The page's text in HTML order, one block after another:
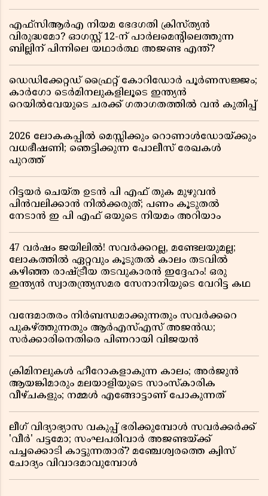
എഫ്സിആർഎ നിയമ ഭേദഗതി ക്രിസ്ത്യൻ
വിരുദ്ധമോ? ഓഗസ്റ്റ് 12-ന് പാർലമെന്റിലെത്തുന്ന
ബില്ലിന് പിന്നിലെ യഥാർത്ഥ അജണ്ട എന്ത്?
ഡെഡിക്കേറ്റഡ് ഫ്രൈറ്റ് കോറിഡോർ പൂർണസജ്ജം;
കാർഗോ ടെർമിനലുകളിലൂടെ ഇന്ത്യൻ
റെയിൽവേയുടെ ചരക്ക് ഗതാഗതത്തിൽ വൻ കുതിപ്പ്
2026 ലോകകപ്പിൽ മെസ്സിക്കും റൊണാൾഡോയ്ക്കും
വധഭീഷണി; ഞെട്ടിക്കുന്ന പോലീസ് രേഖകൾ
പുറത്ത്
റിട്ടയർ ചെയ്ത ഉടൻ പി എഫ് തുക മുഴുവൻ
പിൻവലിക്കാൻ നിൽക്കരുത്; പണം കൂടുതൽ
നേടാൻ ഇ പി എഫ് ഒയുടെ നിയമം അറിയാം
47 വർഷം ജയിലിൽ! സവർക്കറല്ല, മണ്ടേലയുമല്ല;
ലോകത്തിൽ ഏറ്റവും കൂടുതൽ കാലം തടവിൽ
കഴിഞ്ഞ രാഷ്ട്രീയ തടവുകാരൻ ഇദ്ദേഹം! ഒരു
ഇന്ത്യൻ സ്വാതന്ത്ര്യസമര സേനാനിയുടെ വേറിട്ട കഥ
വന്ദേമാതരം നിർബന്ധമാക്കുന്നതും സവർക്കറെ
പുകഴ്ത്തുന്നതും ആർഎസ്എസ് അജൻഡ;
സർക്കാരിനെതിരെ പിണറായി വിജയൻ
ക്രിമിനലുകൾ ഹീറോകളാകുന്ന കാലം; അർജുൻ
ആയങ്കിമാരും മലയാളിയുടെ സാംസ്കാരിക
വീഴ്ചകളും; നമ്മൾ എങ്ങോട്ടാണ് പോകുന്നത്
ലീഗ് വിദ്യാഭ്യാസ വകുപ്പ് ഭരിക്കുമ്പോൾ സവർക്കർക്ക്
'വീർ' പട്ടമോ; സംഘപരിവാർ അജണ്ടയ്ക്ക്
പച്ചക്കൊടി കാട്ടുന്നതാര്? മഞ്ചേശ്വരത്തെ ക്വിസ്
ചോദ്യം വിവാദമാവുമ്പോൾ